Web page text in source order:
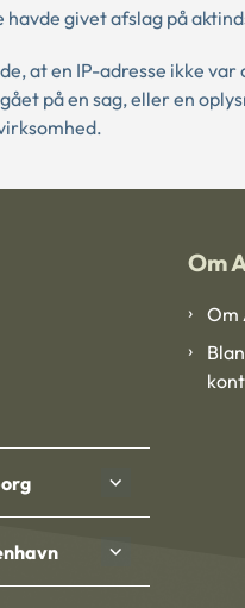
havde givet afslag på
at en IP-adresse ikke
på en sag, eller en
Om
Om